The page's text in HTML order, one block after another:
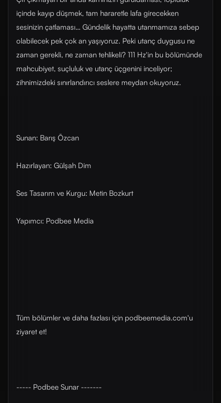
içinde kayıp düşmek, tam hararetle lafa girecekken
sesinizin çatlaması… Gündelik hayatta utanmamıza sebep
olabilecek pek çok an yaşıyoruz. Peki utanç duygusu ne
zaman gerekli, ne zaman tehlikeli? 111 Hz'in bu bölümünde
mahcubiyet, suçluluk ve utanç üçgenini inceliyor;
zihnimizdeki sınırlandırıcı seslere meydan okuyoruz.
Sunan: Barış Özcan
Hazırlayan: Gülşah Dim
Ses Tasarım ve Kurgu: Metin Bozkurt
Yapımcı: Podbee Media
Tüm bölümler ve daha fazlası için ⁠⁠podbeemedia.com⁠⁠'u
ziyaret et!
----- Podbee Sunar -------